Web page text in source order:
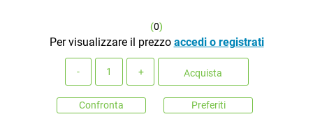
(0)
Per visualizzare il prezzo accedi o registrati
Acquista
Confronta Preferiti